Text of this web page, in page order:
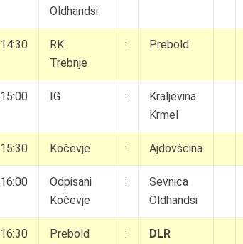
Oldhandsi
14:30
RK
Trebnje
: Prebold
15:00 IG :
Kraljevina
Krmel
15:30 Kočevje : Ajdovšcina
16:00
Odpisani
Kočevje
:
Sevnica
Oldhandsi
16:30 Prebold :
DLR